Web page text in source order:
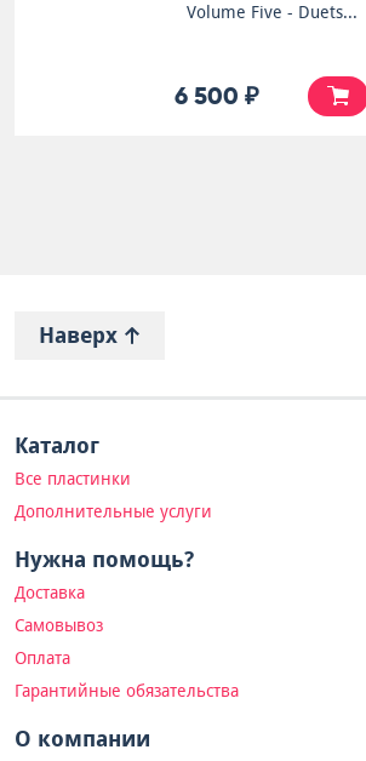
Volume Five - Duets...
6 500 ₽
Наверх
Каталог
Все пластинки
Дополнительные услуги
Нужна помощь?
Доставка
Самовывоз
Оплата
Гарантийные обязательства
О компании